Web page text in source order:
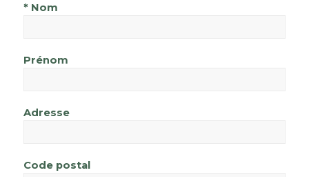
* Nom
Prénom
Adresse
Code postal